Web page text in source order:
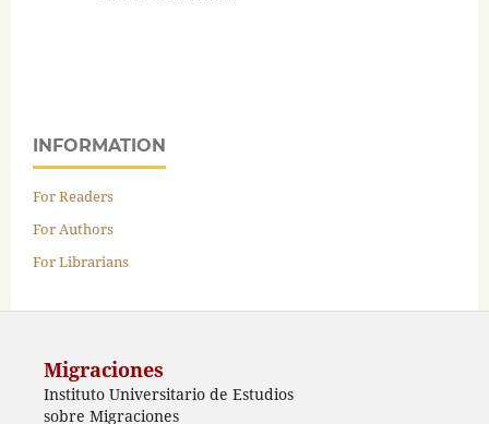
INFORMATION
For Readers
For Authors
For Librarians
Migraciones
Instituto Universitario de Estudios
sobre Migraciones